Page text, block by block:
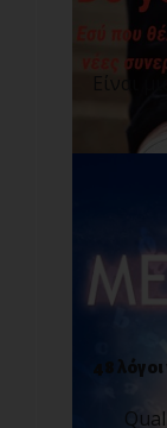
Είναι
48